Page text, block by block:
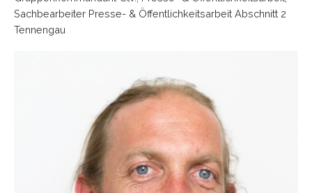
Sachbearbeiter Presse- & Öffentlichkeitsarbeit Abschnitt 2
Tennengau